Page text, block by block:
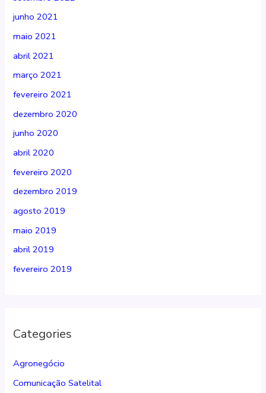
junho 2021
maio 2021
abril 2021
março 2021
fevereiro 2021
dezembro 2020
junho 2020
abril 2020
fevereiro 2020
dezembro 2019
agosto 2019
maio 2019
abril 2019
fevereiro 2019
Categories
Agronegócio
Comunicação Satelital